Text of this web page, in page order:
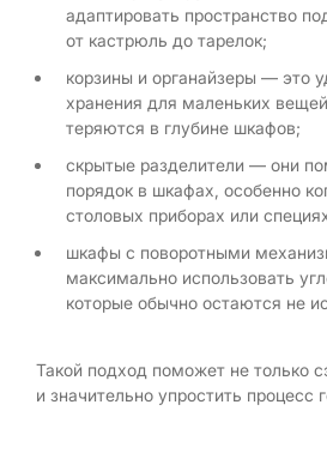
адаптировать пространство
от кастрюль до тарелок;
корзины и органайзеры — это
хранения для маленьких
теряются в глубине шкафов;
скрытые разделители — они
порядок в шкафах, особенно
столовых приборах или
шкафы с поворотными
максимально использовать
которые обычно остаются не
Такой подход поможет не только
и значительно упростить процесс